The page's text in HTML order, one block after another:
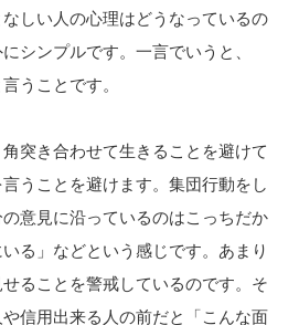
しい人の心理はどうなっているの
シンプルです。一言でいうと、
うことです。
突き合わせて生きることを避けて
うことを避けます。集団行動をし
意見に沿っているのはこっちだか
る」などという感じです。あまり
ることを警戒しているのです。そ
信用出来る人の前だと「こんな面